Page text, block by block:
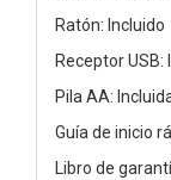
Ratón: Incluido
Receptor USB:
Pila AA:
Guía de inicio
Libro de